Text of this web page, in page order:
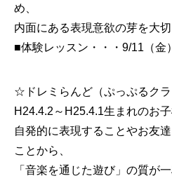
め、
内面にある表現意欲の芽を大切
■体験レッスン・・・9/11（金
☆ドレミらんど（ぷっぷるク
H24.4.2～H25.4.1生まれのお
自発的に表現することやお友
ことから、
「音楽を通じた遊び」の質が